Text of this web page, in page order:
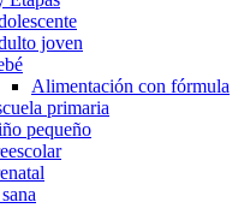
joven
Alimentación con fórmula
primaria
pequeño